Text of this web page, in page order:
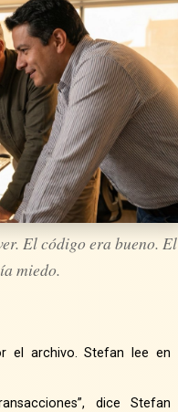
El código era bueno. El
miedo.